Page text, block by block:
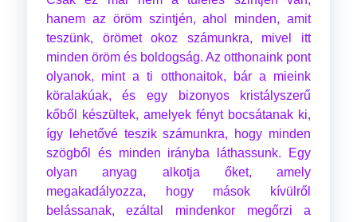
hanem az öröm szintjén, ahol minden, amit
teszünk, örömet okoz számunkra, mivel itt
minden öröm és boldogság. Az otthonaink pont
olyanok, mint a ti otthonaitok, bár a mieink
köralakúak, és egy bizonyos kristályszerű
kőből készültek, amelyek fényt bocsátanak ki,
így lehetővé teszik számunkra, hogy minden
szögből és minden irányba láthassunk. Egy
olyan anyag alkotja őket, amely
megakadályozza, hogy mások kívülről
belássanak, ezáltal mindenkor megőrzi a